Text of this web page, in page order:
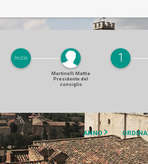
Inizio
Martinelli Mattia
Presidente del
consiglio
1
ORDINA
ANNO